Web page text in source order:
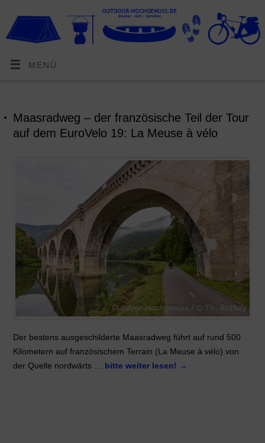
MENÜ
Maasradweg – der französische Teil der Tour
auf dem EuroVelo 19: La Meuse à vélo
Der bestens ausgeschilderte Maasradweg führt auf rund 500
Kilometern auf französischem Terrain (La Meuse à vélo) von
der Quelle nordwärts … bitte weiter lesen! →